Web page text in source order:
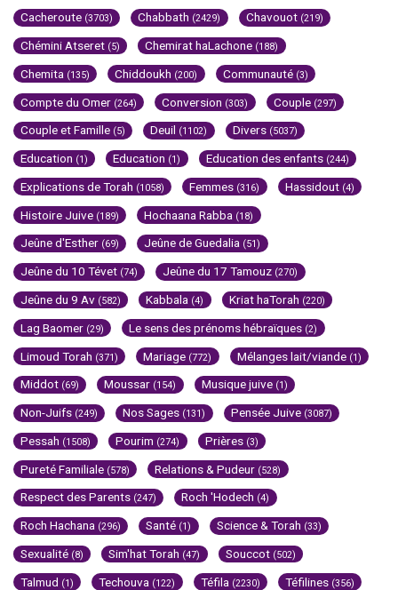
Cacheroute (3703) Chabbath (2429) Chavouot (219)
Chémini Atseret (5) Chemirat haLachone (188)
Chemita (135) Chiddoukh (200) Communauté (3)
Compte du Omer (264) Conversion (303) Couple (297)
Couple et Famille (5) Deuil (1102) Divers (5037)
Education (1) Education (1) Education des enfants (244)
Explications de Torah (1058) Femmes (316) Hassidout (4)
Histoire Juive (189) Hochaana Rabba (18)
Jeûne d'Esther (69) Jeûne de Guedalia (51)
Jeûne du 10 Tévet (74) Jeûne du 17 Tamouz (270)
Jeûne du 9 Av (582) Kabbala (4) Kriat haTorah (220)
Lag Baomer (29) Le sens des prénoms hébraïques (2)
Limoud Torah (371) Mariage (772) Mélanges lait/viande (1)
Middot (69) Moussar (154) Musique juive (1)
Non-Juifs (249) Nos Sages (131) Pensée Juive (3087)
Pessah (1508) Pourim (274) Prières (3)
Pureté Familiale (578) Relations & Pudeur (528)
Respect des Parents (247) Roch 'Hodech (4)
Roch Hachana (296) Santé (1) Science & Torah (33)
Sexualité (8) Sim'hat Torah (47) Souccot (502)
Talmud (1) Techouva (122) Téfila (2230) Téfilines (356)